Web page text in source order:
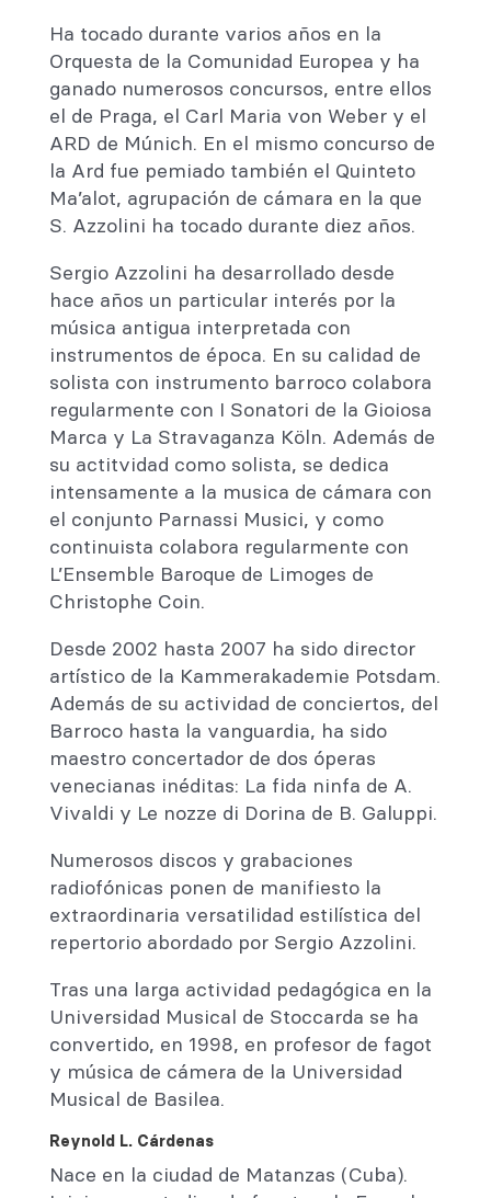
Ha tocado durante varios años en la
Orquesta de la Comunidad Europea y ha
ganado numerosos concursos, entre ellos
el de Praga, el Carl Maria von Weber y el
ARD de Múnich. En el mismo concurso de
la Ard fue pemiado también el Quinteto
Ma’alot, agrupación de cámara en la que
S. Azzolini ha tocado durante diez años.
Sergio Azzolini ha desarrollado desde
hace años un particular interés por la
música antigua interpretada con
instrumentos de época. En su calidad de
solista con instrumento barroco colabora
regularmente con I Sonatori de la Gioiosa
Marca y La Stravaganza Köln. Además de
su actitvidad como solista, se dedica
intensamente a la musica de cámara con
el conjunto Parnassi Musici, y como
continuista colabora regularmente con
L’Ensemble Baroque de Limoges de
Christophe Coin.
Desde 2002 hasta 2007 ha sido director
artístico de la Kammerakademie Potsdam.
Además de su actividad de conciertos, del
Barroco hasta la vanguardia, ha sido
maestro concertador de dos óperas
venecianas inéditas: La fida ninfa de A.
Vivaldi y Le nozze di Dorina de B. Galuppi.
Numerosos discos y grabaciones
radiofónicas ponen de manifiesto la
extraordinaria versatilidad estilística del
repertorio abordado por Sergio Azzolini.
Tras una larga actividad pedagógica en la
Universidad Musical de Stoccarda se ha
convertido, en 1998, en profesor de fagot
y música de cámera de la Universidad
Musical de Basilea.
Reynold L. Cárdenas
Nace en la ciudad de Matanzas (Cuba).